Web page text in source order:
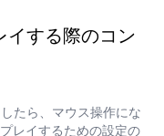
イする際のコン
たら、マウス操作にな
レイするための設定の